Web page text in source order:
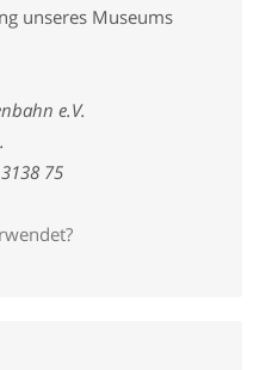
unseres Museums
e.V.
75